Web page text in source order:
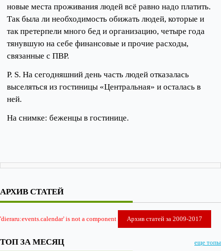
новые места проживания людей всё равно надо платить.
Так была ли необходимость обижать людей, которые и
так претерпели много бед и организацию, четыре года
тянувшую на себе финансовые и прочие расходы,
связанные с ПВР.
P. S. На сегодняшний день часть людей отказалась
выселяться из гостиницы «Центральная» и осталась в
ней.
На снимке: беженцы в гостинице.
АРХИВ СТАТЕЙ
'dieraru:events.calendar' is not a component Архив статей за 2009-2017
ТОП ЗА МЕСЯЦ еще топы